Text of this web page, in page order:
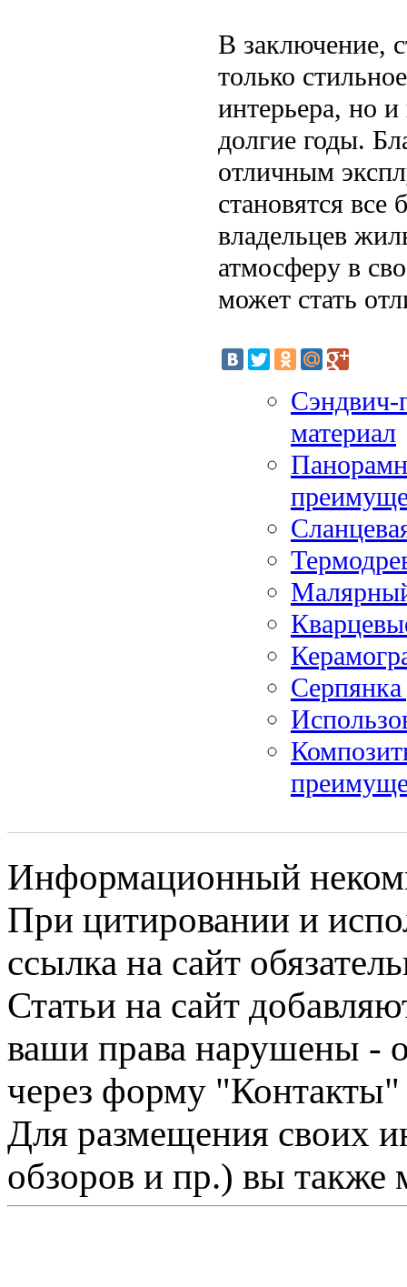
В заключение,
только
интерьера, но
долгие годы.
отличным
становятся
владельцев
атмосферу в
может стать
Сэндвич-
материал
Серпянка
Информационный
При цитировании и
ссылка на сайт
Статьи на сайт
ваши права нарушены -
через форму "Контакты"
Для размещения своих
обзоров и пр.) вы также